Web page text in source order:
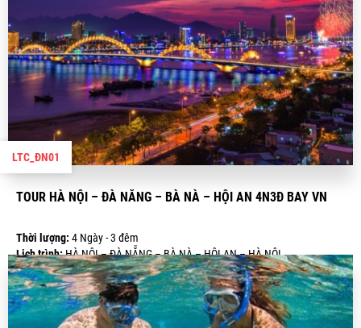
LTC_ĐN01
TOUR HÀ NỘI – ĐÀ NẴNG – BÀ NÀ – HỘI AN 4N3Đ BAY VN
Thời lượng: 4 Ngày - 3 đêm
Lịch trình:HÀ NỘI – ĐÀ NẴNG – BÀ NÀ – HỘI AN – HÀ NỘI
Giá:4.890.000 VND